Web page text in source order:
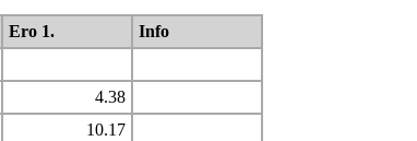
Ero 1.
Info
4.38
10.17